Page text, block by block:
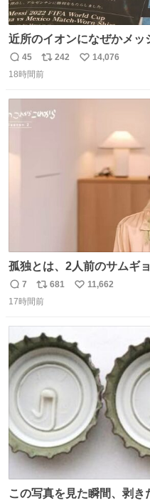
近所のイオンになぜかメッ
てあっておもろい
返
信
45
リ
ポ
ト
242
い
14,076
18時間前
孤独とは、2人前のサムギ
ことである←好きすぎる
返
信
7
リ
ポ
ト
数
681
い
11,662
17時間前
この写真を見た瞬間、剥